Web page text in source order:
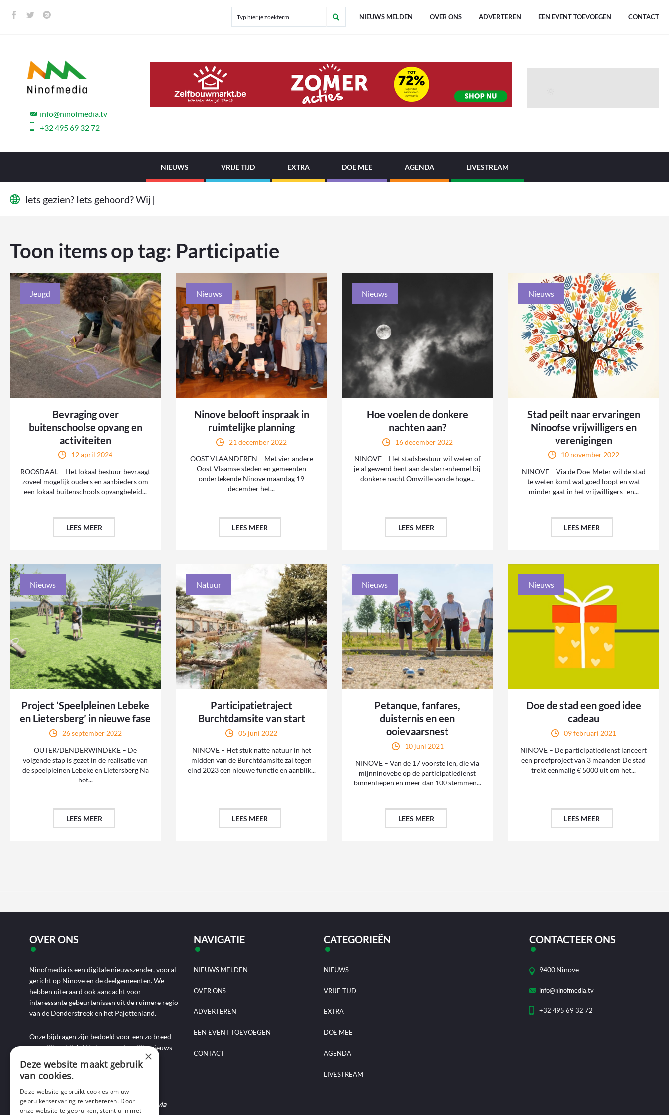
NIEUWS MELDEN OVER ONS ADVERTEREN EEN EVENT TOEVOEGEN CONTACT
info@ninofmedia.tv
+32 495 69 32 72
NIEUWS VRIJE TIJD EXTRA DOE MEE AGENDA LIVESTREAM
Iets gezien? Iets gehoord?Wij w
Toon items op tag: Participatie
Jeugd
Bevraging over
buitenschoolse opvang en
activiteiten
12 april 2024
ROOSDAAL – Het lokaal bestuur bevraagt
zoveel mogelijk ouders en aanbieders om
een lokaal buitenschools opvangbeleid...
LEES MEER
Nieuws
Ninove belooft inspraak in
ruimtelijke planning
21 december 2022
OOST-VLAANDEREN – Met vier andere
Oost-Vlaamse steden en gemeenten
ondertekende Ninove maandag 19
december het...
LEES MEER
Nieuws
Hoe voelen de donkere
nachten aan?
16 december 2022
NINOVE – Het stadsbestuur wil weten of
je al gewend bent aan de sterrenhemel bij
donkere nacht Omwille van de hoge...
LEES MEER
Nieuws
Stad peilt naar ervaringen
Ninoofse vrijwilligers en
verenigingen
10 november 2022
NINOVE – Via de Doe-Meter wil de stad
te weten komt wat goed loopt en wat
minder gaat in het vrijwilligers- en...
LEES MEER
Nieuws
Project ‘Speelpleinen Lebeke
en Lietersberg’ in nieuwe fase
26 september 2022
OUTER/DENDERWINDEKE – De
volgende stap is gezet in de realisatie van
de speelpleinen Lebeke en Lietersberg Na
het...
LEES MEER
Natuur
Participatietraject
Burchtdamsite van start
05 juni 2022
NINOVE – Het stuk natte natuur in het
midden van de Burchtdamsite zal tegen
eind 2023 een nieuwe functie en aanblik...
LEES MEER
Nieuws
Petanque, fanfares,
duisternis en een
ooievaarsnest
10 juni 2021
NINOVE – Van de 17 voorstellen, die via
mijnninovebe op de participatiedienst
binnenliepen en meer dan 100 stemmen...
LEES MEER
Nieuws
Doe de stad een goed idee
cadeau
09 februari 2021
NINOVE – De participatiedienst lanceert
een proefproject van 3 maanden De stad
trekt eenmalig € 5000 uit om het...
LEES MEER
OVER ONS
Ninofmedia is een digitale nieuwszender, vooral
gericht op Ninove en de deelgemeenten. We
hebben uiteraard ook aandacht voor
interessante gebeurtenissen uit de ruimere regio
van de Denderstreek en het Pajottenland.
Onze bijdragen zijn bedoeld voor een zo breed
mogelijk publiek. We brengen dagelijks nieuws
aan de hand van artikels, foto-, audio- en
videoverslagen, interviews, reportages en
commentaarstukken.
Heb je nieuws te melden? Contacteer ons via
NAVIGATIE
NIEUWS MELDEN
OVER ONS
ADVERTEREN
EEN EVENT TOEVOEGEN
CONTACT
CATEGORIEËN
NIEUWS
VRIJE TIJD
EXTRA
DOE MEE
AGENDA
LIVESTREAM
CONTACTEER ONS
9400 Ninove
info@ninofmedia.tv
+32 495 69 32 72
×
Deze website maakt gebruik
van cookies.
Deze website gebruikt cookies om uw
gebruikerservaring te verbeteren. Door
onze website te gebruiken, stemt u in met